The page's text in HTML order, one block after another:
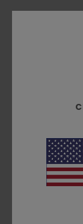
8,375"
Tail: 6,455
Altre
certificato